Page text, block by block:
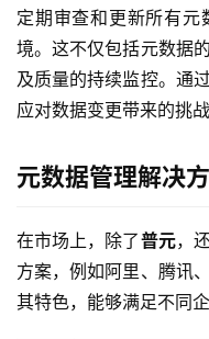
了
解
普
联
我
们
定期审查和更新所有元
境。这不仅包括元数据
及质量的持续监控。通
应对数据变更带来的挑
元数据管理解决
在市场上，除了普元，
方案，例如阿里、腾讯
其特色，能够满足不同企